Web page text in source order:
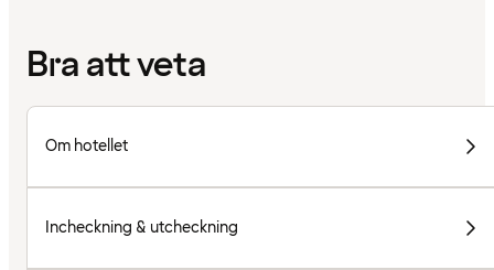
Bra att veta
Om hotellet
Incheckning & utcheckning